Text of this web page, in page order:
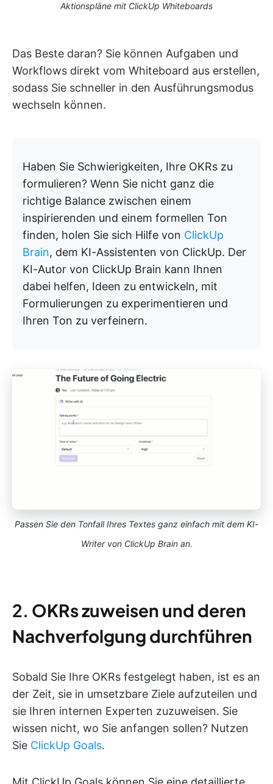
Aktionspläne mit ClickUp Whiteboards
Das Beste daran? Sie können Aufgaben und
Workflows direkt vom Whiteboard aus erstellen,
sodass Sie schneller in den Ausführungsmodus
wechseln können.
Haben Sie Schwierigkeiten, Ihre OKRs zu
formulieren? Wenn Sie nicht ganz die
richtige Balance zwischen einem
inspirierenden und einem formellen Ton
finden, holen Sie sich Hilfe von ClickUp
Brain, dem KI-Assistenten von ClickUp. Der
KI-Autor von ClickUp Brain kann Ihnen
dabei helfen, Ideen zu entwickeln, mit
Formulierungen zu experimentieren und
Ihren Ton zu verfeinern.
Passen Sie den Tonfall Ihres Textes ganz einfach mit dem KI-
Writer von ClickUp Brain an.
2. OKRs zuweisen und deren
Nachverfolgung durchführen
Sobald Sie Ihre OKRs festgelegt haben, ist es an
der Zeit, sie in umsetzbare Ziele aufzuteilen und
sie Ihren internen Experten zuzuweisen. Sie
wissen nicht, wo Sie anfangen sollen? Nutzen
Sie ClickUp Goals.